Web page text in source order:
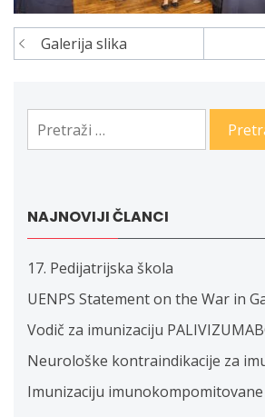
Navigacija
Galerija slika
Pretraga:
NAJNOVIJI ČLANCI
17. Pedijatrijska škola
UENPS Statement on the War in
Vodič za imunizaciju
Neurološke kontraindikacije za
Imunizaciju imunokompomitovane